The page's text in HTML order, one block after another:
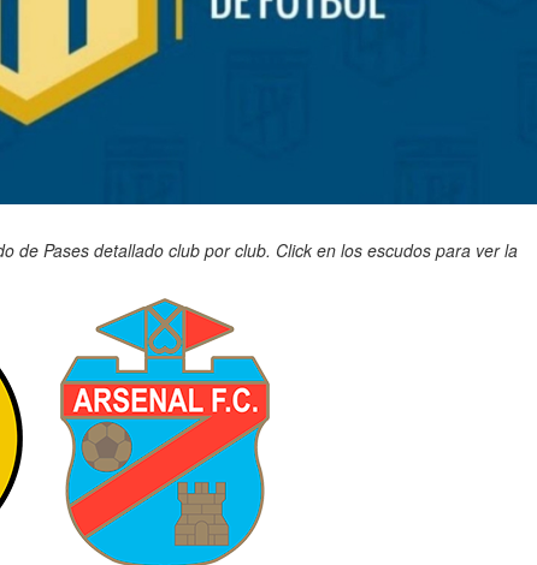
de Pases detallado club por club. Click en los escudos para ver la